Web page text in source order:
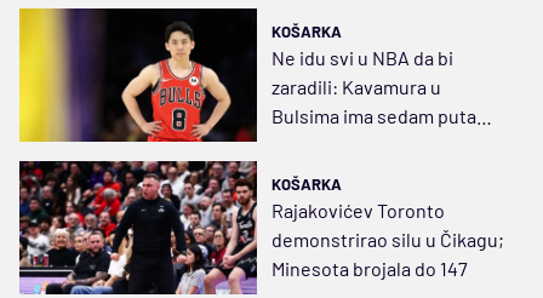
KOŠARKA
Ne idu svi u NBA da bi
zaradili: Kavamura u
Bulsima ima sedam puta
KOŠARKA
Rajakovićev Toronto
demonstrirao silu u Čikagu;
Minesota brojala do 147